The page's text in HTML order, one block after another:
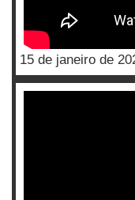
15 de janeiro de